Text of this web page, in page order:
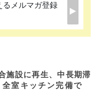
るメルマガ登録
施設に再生、中長期滞
全室キッチン完備で